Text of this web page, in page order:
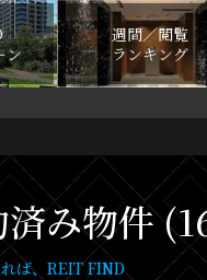
ン
週間／閲覧
ランキング
済み物件
ば、REIT FIND